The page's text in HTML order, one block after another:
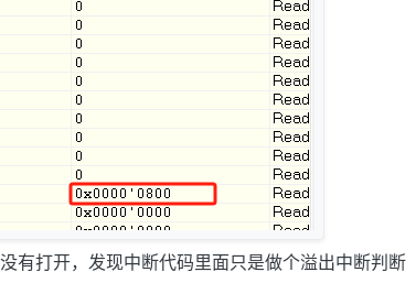
有打开，发现中断代码里面只是做个溢出中断判断